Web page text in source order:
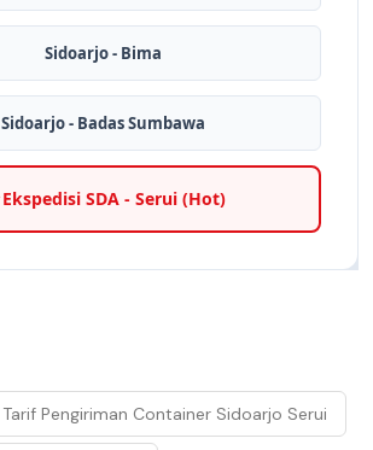
Sidoarjo - Bima
Sidoarjo - Badas Sumbawa
Ekspedisi SDA - Serui (Hot)
Tarif Pengiriman Container Sidoarjo Serui